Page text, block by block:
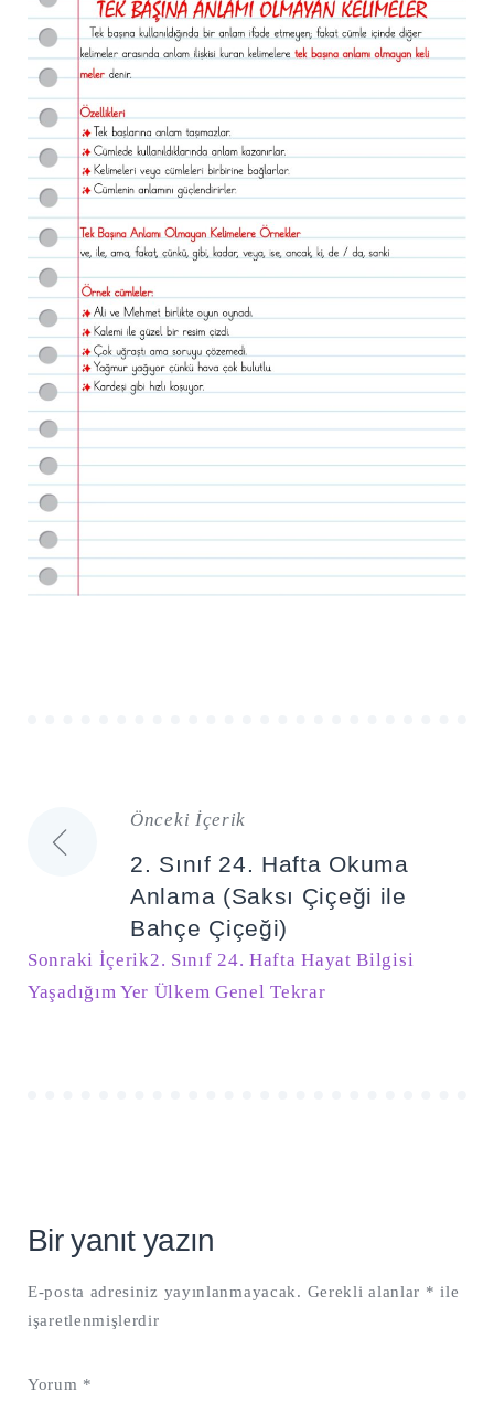
Yazı
gezinmesi
Önceki İçerik
2. Sınıf 24. Hafta Okuma
Anlama (Saksı Çiçeği ile
Bahçe Çiçeği)
Sonraki İçerik2. Sınıf 24. Hafta Hayat Bilgisi
Yaşadığım Yer Ülkem Genel Tekrar
Bir yanıt yazın
E-posta adresiniz yayınlanmayacak. Gerekli alanlar * ile
işaretlenmişlerdir
Yorum *